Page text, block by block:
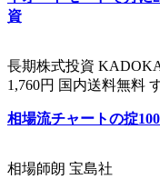
資
長期株式投資
1,760円 国内送料無料
相場流チャートの掟100
相場師朗 宝島社